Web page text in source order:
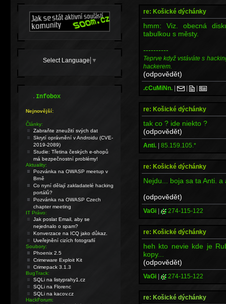
re: Košické dýchánky
hmm: Viz. obecná
tabulkou s městy.
----------
Teprve když vstáváte s
hackerem.
(odpovědět)
.cCuMiNn. | | |
re: Košické dýchánky
tak co ? ide niekto ?
(odpovědět)
Anti. | 85.159.105.*
re: Košické dýchánky
Nejdu... boja sa ta Anti.
(odpovědět)
VaGi | 274-115-122
re: Košické dýchánky
heh kto nevie kde je
kopy...
(odpovědět)
VaGi | 274-115-122
re: Košické dýchánky
Select Language ▼
.Infobox
Nejnovější:
Články:
Zabraňte zneužití svých dat
Skrytí oprávnění v Androidu (CVE-
2019-2089)
Studie: Třetina českých e-shopů
má bezpečnostní problémy!
Aktuality:
Pozvánka na OWASP meetup v
Brně
Co nyní dělají zakladatelé hacking
portálů?
Pozvánka na OWASP Czech
chapter meeting
IT Právo:
Jak poslat Email, aby se
nejednalo o spam?
Konverzace na ICQ jako důkaz.
Uveřejnění cizích fotografií
Soubory:
Phoenix 2.5
Crimeware Exploit Kit
Crimepack 3.1.3
BugTrack:
SQLi na listyprahy1.cz
SQLi na Florenc
SQLi na kacov.cz
HackForum: